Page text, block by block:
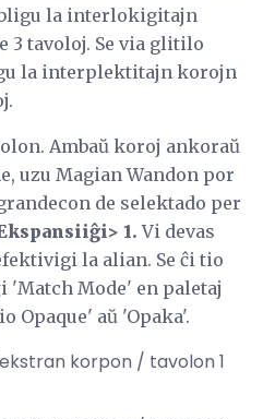
la interlokigitajn
3 tavoloj. Se via glitilo
la interplektitajn korojn
Ambaŭ koroj ankoraŭ
uzu Magian Wandon por
de selektado per
1. Vi devas
la alian. Se ĉi tio
'Match Mode' en paletaj
Opaque' aŭ 'Opaka'.
korpon / tavolon 1